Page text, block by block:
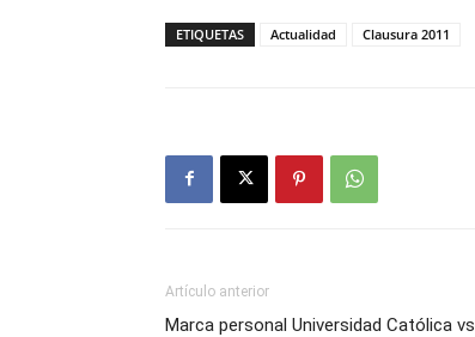
ETIQUETAS Actualidad Clausura 2011
Artículo anterior
Marca personal Universidad Católica vs